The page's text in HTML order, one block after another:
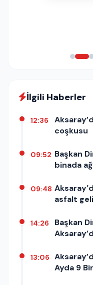
İlgili Haberler
12:36
coşkusu
09:52 Başkan
binada
09:48
asfalt
14:26
Başkan
13:06
Ayda 9